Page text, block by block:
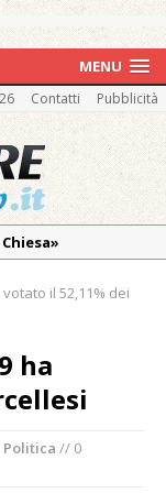
MENU
Contatti Pubblicità
messa e
curato da
all’Asl di
estremo:
il 52,11% dei
ha
Politica // 0